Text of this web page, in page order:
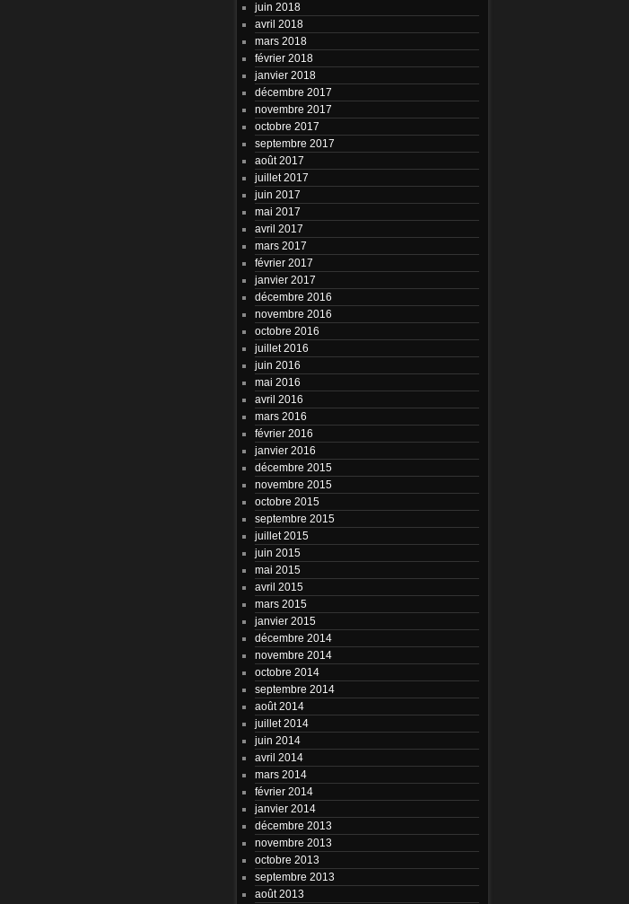
juin 2018
avril 2018
mars 2018
février 2018
janvier 2018
décembre 2017
novembre 2017
octobre 2017
septembre 2017
août 2017
juillet 2017
juin 2017
mai 2017
avril 2017
mars 2017
février 2017
janvier 2017
décembre 2016
novembre 2016
octobre 2016
juillet 2016
juin 2016
mai 2016
avril 2016
mars 2016
février 2016
janvier 2016
décembre 2015
novembre 2015
octobre 2015
septembre 2015
juillet 2015
juin 2015
mai 2015
avril 2015
mars 2015
janvier 2015
décembre 2014
novembre 2014
octobre 2014
septembre 2014
août 2014
juillet 2014
juin 2014
avril 2014
mars 2014
février 2014
janvier 2014
décembre 2013
novembre 2013
octobre 2013
septembre 2013
août 2013